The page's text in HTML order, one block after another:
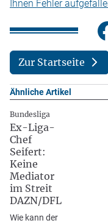
Ihnen Fehler
Zur Startseite
Ähnliche Artikel
Bundesliga
Ex-Liga-
Chef
Seifert:
Keine
Mediator
im Streit
DAZN/DFL
Wie kann der